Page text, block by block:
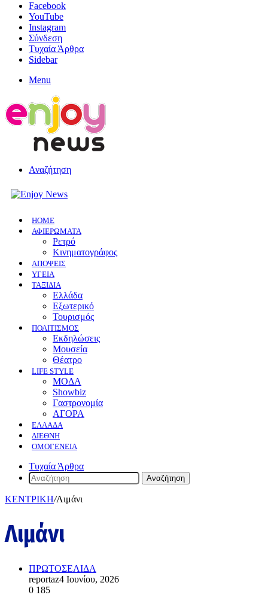
Facebook
YouTube
Instagram
Σύνδεση
Τυχαία Άρθρα
Sidebar
Menu
Αναζήτηση
HOME
ΑΦΙΕΡΩΜΑΤΑ
Ρετρό
Κινηματογράφος
ΑΠΟΨΕΙΣ
ΥΓΕΙΑ
ΤΑΞΙΔΙΑ
Ελλάδα
Εξωτερικό
Τουρισμός
ΠΟΛΙΤΙΣΜΟΣ
Eκδηλώσεις
Mουσεία
Θέατρο
LIFE STYLE
ΜΟΔΑ
Showbiz
Γαστρονομία
ΑΓΟΡΑ
ΕΛΛΆΔΑ
ΔΙΕΘΝΉ
ΟΜΟΓΈΝΕΙΑ
Τυχαία Άρθρα
Αναζήτηση
ΚΕΝΤΡΙΚΗ/Λιμάνι
Λιμάνι
ΠΡΩΤΟΣΕΛΙΔΑ
reportaz4 Ιουνίου, 2026
0 185